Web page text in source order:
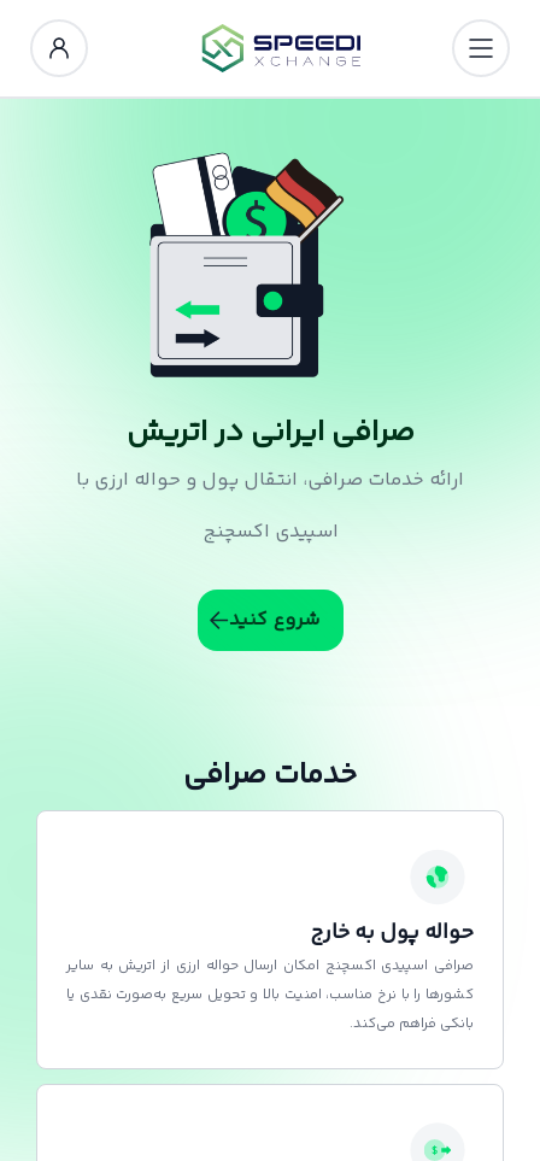
صرافی ایرانی در اتریش
ارائه خدمات صرافی، انتقال پول و حواله ارزی با
اسپیدی اکسچنج
شروع کنید
خدمات صرافی
حواله پول به خارج
صرافی اسپیدی اکسچنج امکان ارسال حواله ارزی از اتریش به سایر
کشورها را با نرخ مناسب، امنیت بالا و تحویل سریع به‌صورت نقدی یا
بانکی فراهم می‌کند.